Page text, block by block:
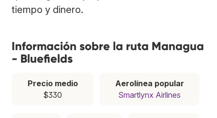
tiempo y dinero.
Información sobre la ruta Managua
- Bluefields
Precio medio
$330
Aerolínea popular
Smartlynx Airlines